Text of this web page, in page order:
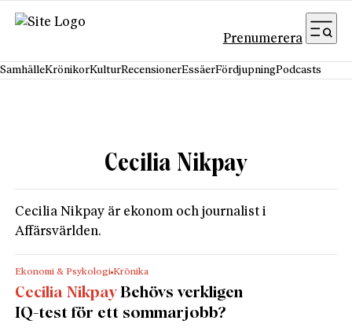
Hoppa till innehåll
Prenumerera
SamhälleKrönikorKulturRecensionerEssäerFördjupningPodcasts
Cecilia Nikpay
Ekonomi & Psykologi Krönika
Cecilia Nikpay Behövs verkligen
IQ-test för ett sommarjobb?
Cecilia Nikpay är ekonom och journalist i
Affärsvärlden.